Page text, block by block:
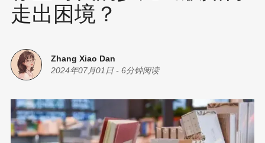
走出困境？
Zhang Xiao Dan
2024年07月01日 - 6分钟阅读